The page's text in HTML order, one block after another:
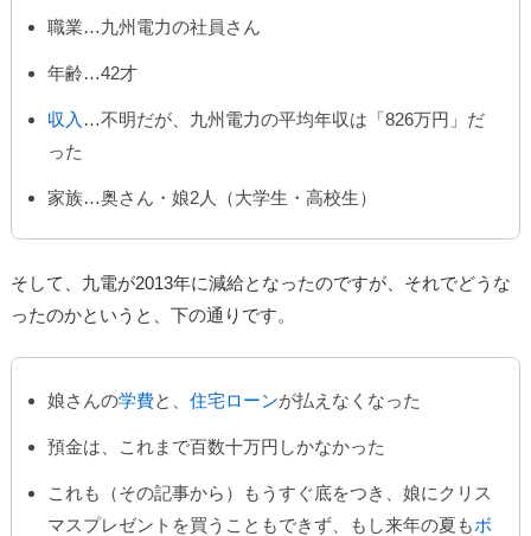
職業…九州電力の社員さん
年齢…42才
収入 …不明だが、九州電力の平均年収は「826万円」だ
った
家族…奥さん・娘2人（大学生・高校生）
そして、九電が2013年に減給となったのですが、それでどうな
ったのかというと、下の通りです。
娘さんの学費と、住宅ローンが払えなくなった
預金は、これまで百数十万円しかなかった
これも（その記事から）もうすぐ底をつき、娘にクリス
マスプレゼントを買うこともできず、もし来年の夏もボ